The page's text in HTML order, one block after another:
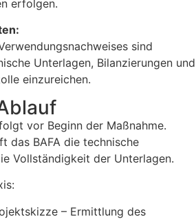
erfolgen.
sind
Unterlagen, Bilanzierungen und
einzureichen.
vor Beginn der Maßnahme.
das BAFA die technische
Vollständigkeit der Unterlagen.
– Ermittlung des